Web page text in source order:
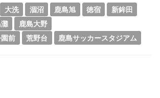
大洗 涸沼 鹿島旭 徳宿
新鉾田
鹿島大野
前
荒野台 鹿島サッカースタジアム